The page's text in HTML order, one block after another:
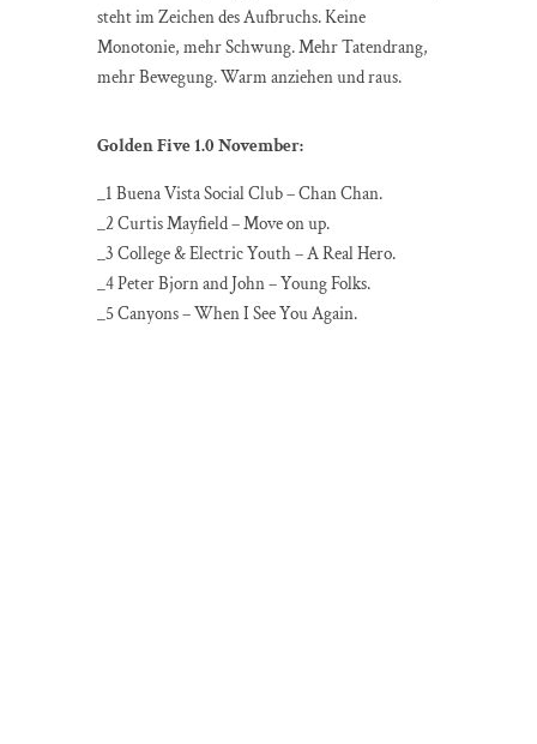
steht im Zeichen des Aufbruchs. Keine
Monotonie, mehr Schwung. Mehr Tatendrang,
mehr Bewegung. Warm anziehen und raus.
Golden Five 1.0 November:
_1 Buena Vista Social Club – Chan Chan.
_2 Curtis Mayfield – Move on up.
_3 College & Electric Youth – A Real Hero.
_4 Peter Bjorn and John – Young Folks.
_5 Canyons – When I See You Again.